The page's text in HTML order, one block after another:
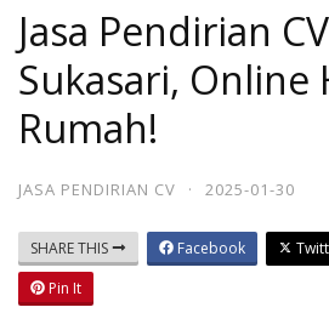
Jasa Pendirian
Sukasari, Online
Rumah!
JASA PENDIRIAN CV · 2025-01-30
SHARE THIS Facebook
Pin It